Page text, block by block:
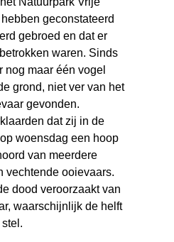
geconstateerd
gebroed en dat er
waren. Sinds
nog maar één vogel
grond, niet ver van het
gevonden.
dat zij in de
woensdag een hoop
van meerdere
vechtende ooievaars.
dood veroorzaakt van
waarschijnlijk de helft